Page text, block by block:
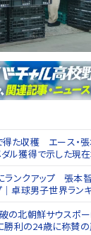
た収穫 エース・
ル獲得で示した現
ランクアップ 張本
卓球男子世界ランキ
北朝鮮サウスポー
利の24歳に称賛の